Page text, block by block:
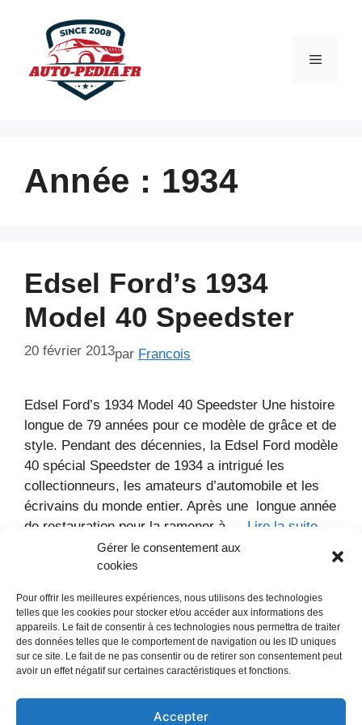
Gérer le consentement aux
cookies
Pour offrir les meilleures expériences, nous utilisons des technologies
telles que les cookies pour stocker et/ou accéder aux informations des
appareils. Le fait de consentir à ces technologies nous permettra de traiter
des données telles que le comportement de navigation ou les ID uniques
sur ce site. Le fait de ne pas consentir ou de retirer son consentement peut
avoir un effet négatif sur certaines caractéristiques et fonctions.
Accepter
Menu
Année : 1934
Edsel Ford’s 1934
Model 40 Speedster
20 février 2013par Francois
Edsel Ford’s 1934 Model 40 Speedster Une histoire
longue de 79 années pour ce modèle de grâce et de
style. Pendant des décennies, la Edsel Ford modèle
40 spécial Speedster de 1934 a intrigué les
collectionneurs, les amateurs d’automobile et les
écrivains du monde entier. Après une longue année
de restauration pour la ramener à … Lire la suite
Catégories
Année : 1934 Type : Sportive Pays : USA
2 commentaires